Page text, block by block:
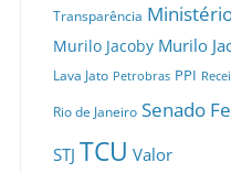
Transparência
Murilo Jacoby Murilo
Lava Jato Petrobras PPI
Rio de Janeiro Senado
STJ TCU Valor